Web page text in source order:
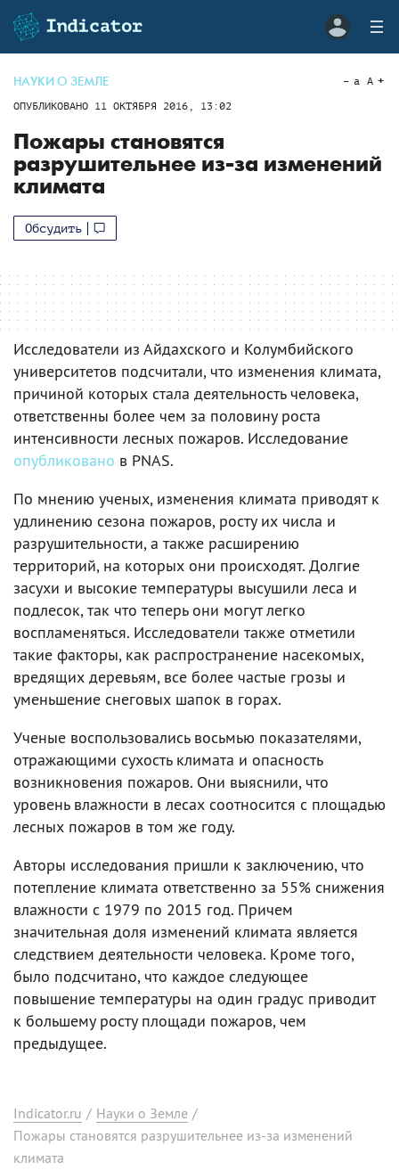
НАУКИ О ЗЕМЛЕ
ОПУБЛИКОВАНО 11 ОКТЯБРЯ 2016, 13:02
a A
Пожары становятся
разрушительнее из-за изменений
климата
Обсудить
Исследователи из Айдахского и Колумбийского
университетов подсчитали, что изменения климата,
причиной которых стала деятельность человека,
ответственны более чем за половину роста
интенсивности лесных пожаров. Исследование
опубликовано в PNAS.
По мнению ученых, изменения климата приводят к
удлинению сезона пожаров, росту их числа и
разрушительности, а также расширению
территорий, на которых они происходят. Долгие
засухи и высокие температуры высушили леса и
подлесок, так что теперь они могут легко
воспламеняться. Исследователи также отметили
такие факторы, как распространение насекомых,
вредящих деревьям, все более частые грозы и
уменьшение снеговых шапок в горах.
Ученые воспользовались восьмью показателями,
отражающими сухость климата и опасность
возникновения пожаров. Они выяснили, что
уровень влажности в лесах соотносится с площадью
лесных пожаров в том же году.
Авторы исследования пришли к заключению, что
потепление климата ответственно за 55% снижения
влажности с 1979 по 2015 год. Причем
значительная доля изменений климата является
следствием деятельности человека. Кроме того,
было подсчитано, что каждое следующее
повышение температуры на один градус приводит
к большему росту площади пожаров, чем
предыдущее.
Indicator.ru / Науки о Земле /
Пожары становятся разрушительнее из-за изменений
климата